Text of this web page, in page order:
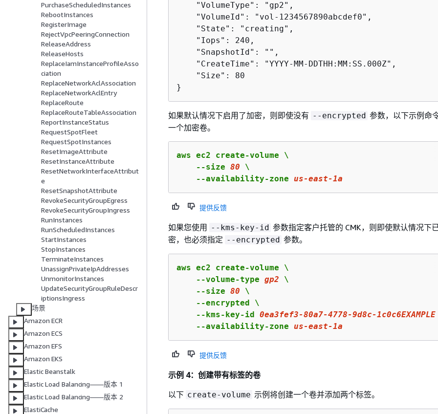
PurchaseScheduledInstances
RebootInstances
RegisterImage
RejectVpcPeeringConnection
ReleaseAddress
ReleaseHosts
ReplaceIamInstanceProfileAsso
ciation
ReplaceNetworkAclAssociation
ReplaceNetworkAclEntry
ReplaceRoute
ReplaceRouteTableAssociation
ReportInstanceStatus
RequestSpotFleet
RequestSpotInstances
ResetImageAttribute
ResetInstanceAttribute
ResetNetworkInterfaceAttribut
e
ResetSnapshotAttribute
RevokeSecurityGroupEgress
RevokeSecurityGroupIngress
RunInstances
RunScheduledInstances
StartInstances
StopInstances
TerminateInstances
UnassignPrivateIpAddresses
UnmonitorInstances
UpdateSecurityGroupRuleDescr
iptionsIngress
场景
Amazon ECR
Amazon ECS
Amazon EFS
Amazon EKS
Elastic Beanstalk
Elastic Load Balancing——版本 1
Elastic Load Balancing——版本 2
ElastiCache
    "VolumeType": "gp2",
    "VolumeId": "vol-1234567890abcdef0",
    "State": "creating",
    "Iops": 240,
    "SnapshotId": "",
    "CreateTime": "YYYY-MM-DDTHH:MM:SS.000Z",
    "Size": 80
}
如果默认情况下启用了加密，则即使没有 --encrypted 参数，以下示例命
一个加密卷。
aws ec2 create-volume \
    --size
80 \
    --availability-zone
us-east-1a
提供反馈
如果您使用 --kms-key-id 参数指定客户托管的 CMK，则即使默认情况下
密，也必须指定 --encrypted 参数。
aws ec2 create-volume \
    --volume-type
gp2 \
    --size
80 \
    --encrypted \
    --kms-key-id
0ea3fef3-80a7-4778-9d8c-1c0c6EXAMPLE
    --availability-zone
us-east-1a
提供反馈
示例 4：创建带有标签的卷
以下 create-volume 示例将创建一个卷并添加两个标签。